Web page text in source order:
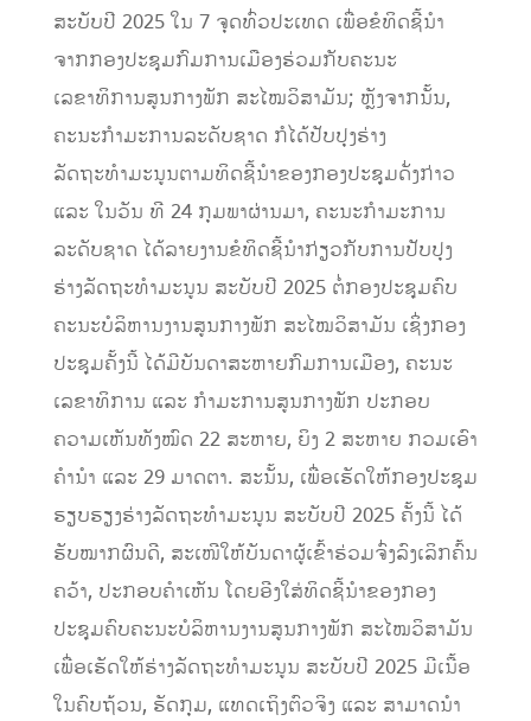
ສະບັບປີ 2025 ໃນ 7 ຈຸດທົ່ວປະເທດ ເພື່ອຂໍທິດຊີ້ນຳ
ຈາກກອງປະຊຸມກົມການເມືອງຮ່ວມກັບຄະນະ
ເລຂາທິການສູນກາງພັກ ສະໄໝວິສາມັນ; ຫຼັງຈາກນັ້ນ,
ຄະນະກຳມະການລະດັບຊາດ ກໍໄດ້ປັບປຸງຮ່າງ
ລັດຖະທຳມະນູນຕາມທິດຊີ້ນຳຂອງກອງປະຊຸມດັ່ງກ່າວ
ແລະ ໃນວັນ ທີ 24 ກຸມພາຜ່ານມາ, ຄະນະກຳມະການ
ລະດັບຊາດ ໄດ້ລາຍງານຂໍທິດຊີ້ນຳກ່ຽວກັບການປັບປຸງ
ຮ່າງລັດຖະທຳມະນູນ ສະບັບປີ 2025 ຕໍ່ກອງປະຊຸມຄົບ
ຄະນະບໍລິຫານງານສູນກາງພັກ ສະໄໝວິສາມັນ ເຊິ່ງກອງ
ປະຊຸມຄັ້ງນີ້ ໄດ້ມີບັນດາສະຫາຍກົມການເມືອງ, ຄະນະ
ເລຂາທິການ ແລະ ກຳມະການສູນກາງພັກ ປະກອບ
ຄວາມເຫັນທັງໝົດ 22 ສະຫາຍ, ຍິງ 2 ສະຫາຍ ກວມເອົາ
ຄຳນຳ ແລະ 29 ມາດຕາ. ສະນັ້ນ, ເພື່ອເຮັດໃຫ້ກອງປະຊຸມ
ຮຽບຮຽງຮ່າງລັດຖະທຳມະນູນ ສະບັບປີ 2025 ຄັ້ງນີ້ ໄດ້
ຮັບໝາກຜົນດີ, ສະເໜີໃຫ້ບັນດາຜູ້ເຂົ້າຮ່ວມຈົ່ງລົງເລິກຄົ້ນ
ຄວ້າ, ປະກອບຄຳເຫັນ ໂດຍອີງໃສ່ທິດຊີ້ນຳຂອງກອງ
ປະຊຸມຄົບຄະນະບໍລິຫານງານສູນກາງພັກ ສະໄໝວິສາມັນ
ເພື່ອເຮັດໃຫ້ຮ່າງລັດຖະທຳມະນູນ ສະບັບປີ 2025 ມີເນື້ອ
ໃນຄົບຖ້ວນ, ຮັດກຸມ, ແທດເຖິງຕົວຈິງ ແລະ ສາມາດນຳ